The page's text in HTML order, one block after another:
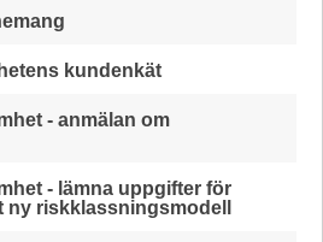
kundenkät
- anmälan om
- lämna uppgifter för
riskklassningsmodell